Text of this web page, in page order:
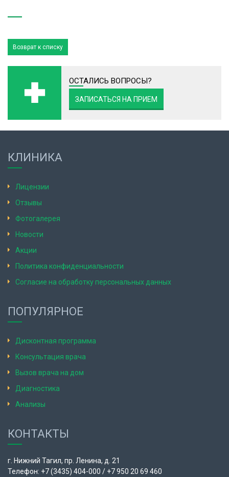
Возврат к списку
ОСТАЛИСЬ ВОПРОСЫ?
ЗАПИСАТЬСЯ НА ПРИЕМ
КЛИНИКА
Лицензии
Отзывы
Фотогалерея
Новости
Акции
Политика конфиденциальности
Согласие на обработку персональных данных
ПОПУЛЯРНОЕ
Дисконтная программа
Консультация врача
Вызов врача на дом
Диагностика
Анализы
КОНТАКТЫ
г. Нижний Тагил, пр. Ленина, д. 21
Телефон: +7 (3435) 404-000 / +7 950 20 69 460